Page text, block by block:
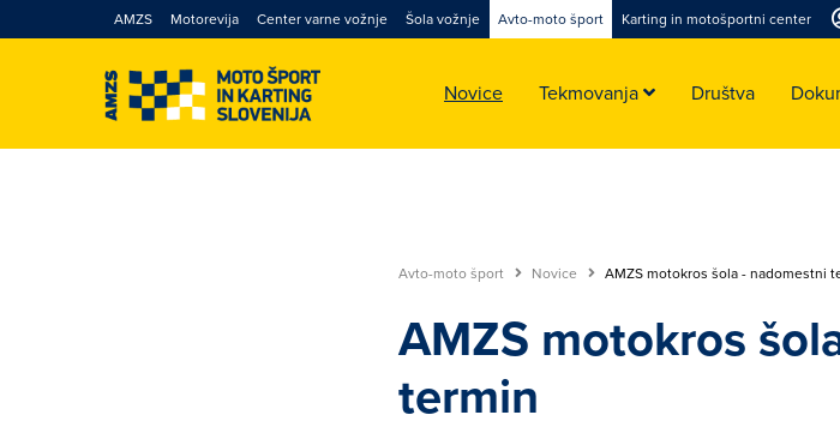
AMZS Motorevija Center varne vožnje Šola vožnje Avto-moto šport Karting in motošportni center
Novice Tekmovanja Društva
Avto-moto šport Novice AMZS motokros šola - nadomestni
AMZS motokros
termin